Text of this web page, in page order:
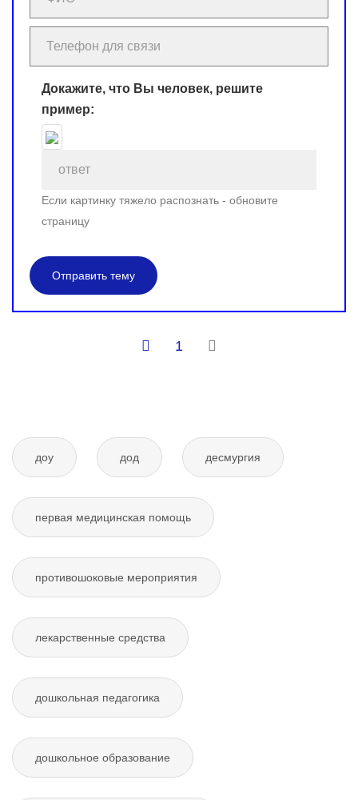
Докажите, что Вы человек, решите
пример:
Если картинку тяжело распознать - обновите
страницу
Отправить тему
1
доу дод десмургия
первая медицинская помощь
противошоковые мероприятия
лекарственные средства
дошкольная педагогика
дошкольное образование